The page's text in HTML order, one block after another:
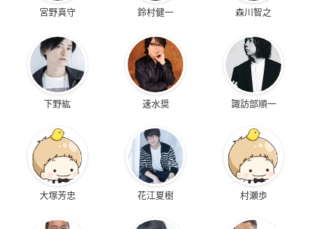
宮野真守 鈴村健一 森川智之
下野紘 速水奨 諏訪部順一
大塚芳忠 花江夏樹 村瀬歩